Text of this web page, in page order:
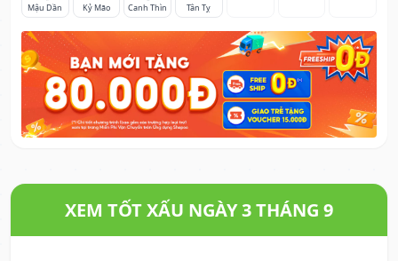
Mậu Dần
Kỷ Mão
Canh Thìn
Tân Tỵ
XEM TỐT XẤU NGÀY 3 THÁNG 9